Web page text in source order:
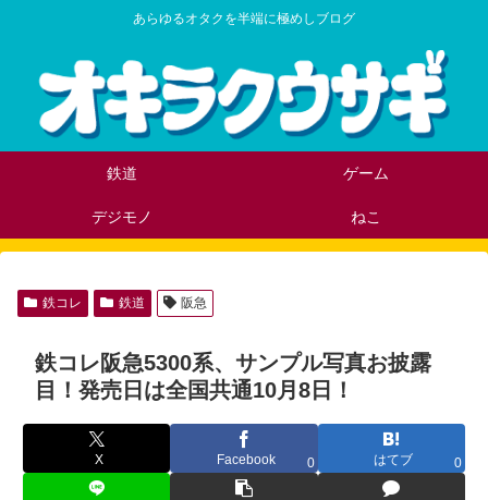
あらゆるオタクを半端に極めしブログ
鉄道 ゲーム
デジモノ ねこ
鉄コレ 鉄道 阪急
鉄コレ阪急5300系、サンプル写真お披露
目！発売日は全国共通10月8日！
X Facebook 0 はてブ 0